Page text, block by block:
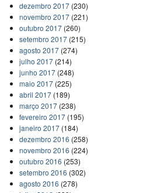
dezembro 2017(230)
novembro 2017(221)
outubro 2017(260)
setembro 2017(215)
agosto 2017(274)
julho 2017(214)
junho 2017(248)
maio 2017(225)
abril 2017(189)
março 2017(238)
fevereiro 2017(195)
janeiro 2017(184)
dezembro 2016 (258)
novembro 2016 (224)
outubro 2016 (253)
setembro 2016 (302)
agosto 2016 (278)